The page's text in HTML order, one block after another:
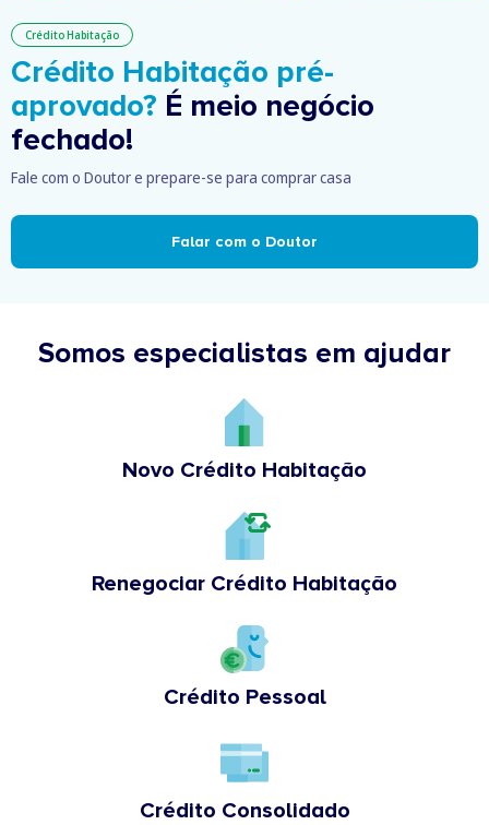
Crédito Habitação
Crédito Habitação pré-
aprovado? É meio negócio
fechado!
Fale com o Doutor e prepare-se para comprar casa
Falar com o Doutor
Somos especialistas em ajudar
Novo Crédito Habitação
Renegociar Crédito Habitação
Crédito Pessoal
Crédito Consolidado